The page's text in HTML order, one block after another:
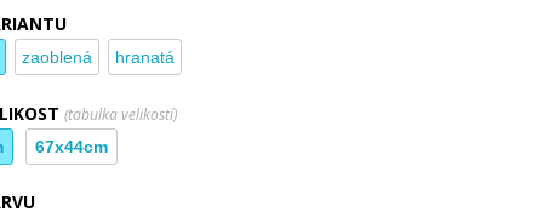
zaoblená hranatá
(tabulka velikostí)
67x44cm